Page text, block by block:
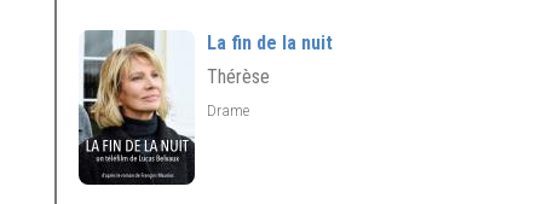
La fin de la nuit
Thérèse
Drame